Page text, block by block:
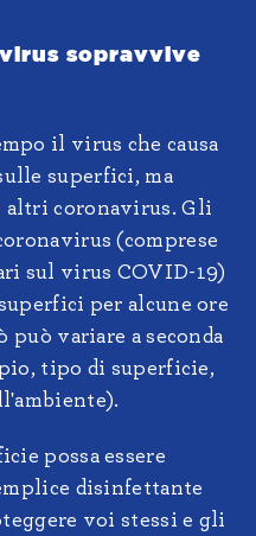
sopravvive
il virus che causa
superfici, ma
altri coronavirus. Gli
(comprese
sul virus COVID-19)
per alcune ore
variare a seconda
tipo di superficie,
possa essere
disinfettante
voi stessi e gli